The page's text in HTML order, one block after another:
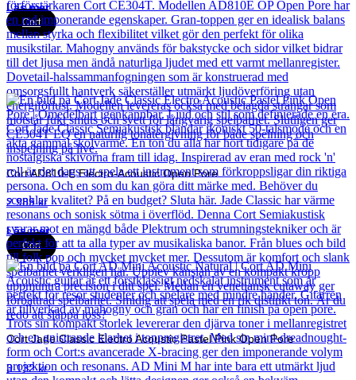
Läs mer
Cort
Cort AD810-E Electro-Acoustic Open Pore
2 989kr
Läs mer
Cort
Cort Jade Classic Electro Acoustic Pastel Pink Open Pore
3 132kr